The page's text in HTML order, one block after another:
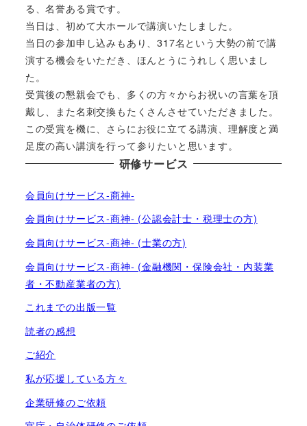
る、名誉ある賞です。
当日は、初めて大ホールで講演いたしました。
当日の参加申し込みもあり、317名という大勢の前で講
演する機会をいただき、ほんとうにうれしく思いまし
た。
受賞後の懇親会でも、多くの方々からお祝いの言葉を頂
戴し、また名刺交換もたくさんさせていただきました。
この受賞を機に、さらにお役に立てる講演、理解度と満
足度の高い講演を行って参りたいと思います。
研修サービス
会員向けサービス-商神-
会員向けサービス-商神- (公認会計士・税理士の方)
会員向けサービス-商神- (士業の方)
会員向けサービス-商神- (金融機関・保険会社・内装業
者・不動産業者の方)
これまでの出版一覧
読者の感想
ご紹介
私が応援している方々
企業研修のご依頼